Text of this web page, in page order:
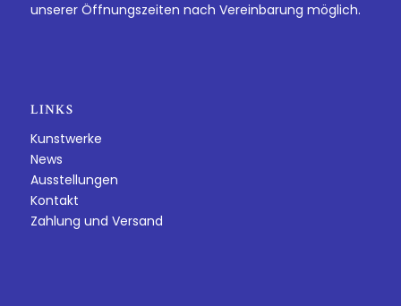
unserer Öffnungszeiten nach Vereinbarung möglich.
LINKS
Kunstwerke
News
Ausstellungen
Kontakt
Zahlung und Versand